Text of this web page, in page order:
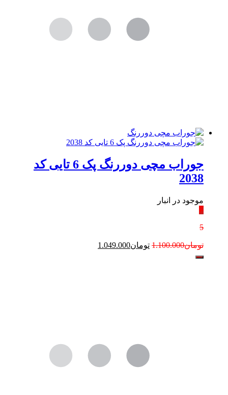
جوراب مچی دوررنگ پک 6 تایی کد
2038
موجود در انبار
٪
5
تومان1.100.000 تومان1.049.000